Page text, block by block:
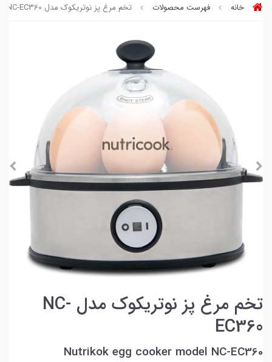
خانه فهرست محصولات تخم مرغ پز نوتریکوک مدل NC-EC360
تخم مرغ پز نوتریکوک مدل NC-
EC360
Nutrikok egg cooker model NC-EC360